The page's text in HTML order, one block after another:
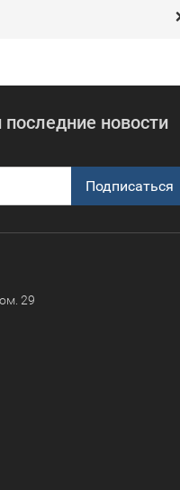
новости
Подписаться
29